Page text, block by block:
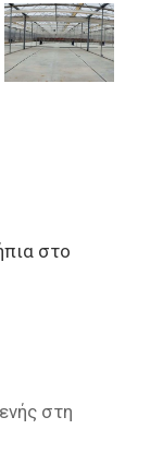
στο
στη